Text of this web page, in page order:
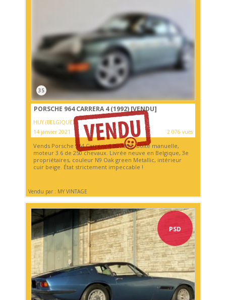
35
PORSCHE 964 CARRERA 4 (1992) [VENDU]
HUY (BELGIQUE)
14 janvier 2021
2 076 vues
Vends Porsche 964 Carrera 4 de 1992, boite manuelle,
moteur 3.6 de 250 chevaux. Livrée neuve en Belgique, 3e
propriétaires, couleur N9 Oak green Metallic, intérieur
cuir beige. État strictement impeccable !
Vendu par : MY VINTAGE
PSD